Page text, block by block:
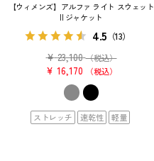
【ウィメンズ】アルファ ライト スウェット
II ジャケット
4.5 （13）
¥ 23,100 （税込）
¥ 16,170 税込
ストレッチ 速乾性 軽量